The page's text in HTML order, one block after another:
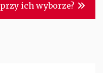
przy ich wyborze?